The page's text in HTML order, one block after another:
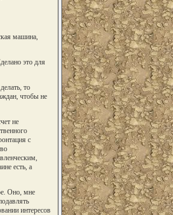
машина,
это для
то
чтобы не
не
с
есть, а
Оно, мне
интересов